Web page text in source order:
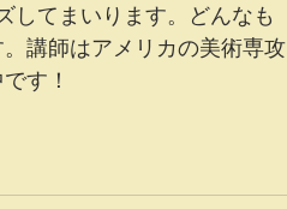
してまいります。どんなも
講師はアメリカの美術専攻
す！